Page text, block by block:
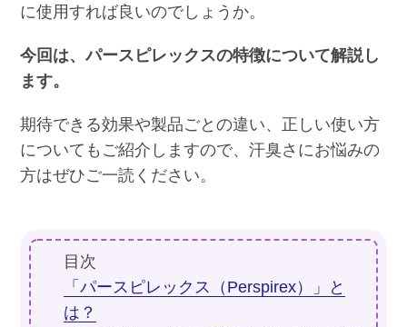
に使用すれば良いのでしょうか。
今回は、パースピレックスの特徴について解説し
ます。
期待できる効果や製品ごとの違い、正しい使い方
についてもご紹介しますので、汗臭さにお悩みの
方はぜひご一読ください。
目次
「パースピレックス（Perspirex）」と
は？